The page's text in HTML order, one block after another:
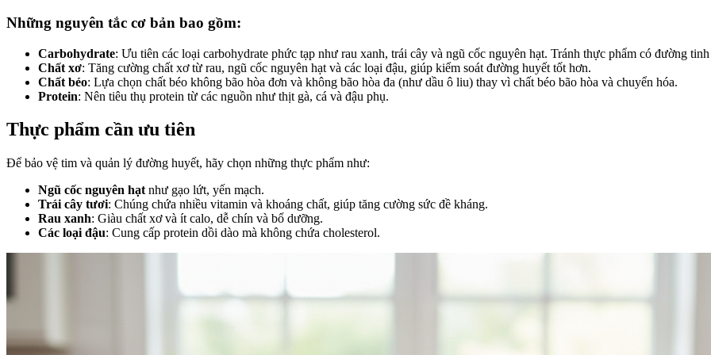
Những nguyên tắc cơ bản bao gồm:
Carbohydrate: Ưu tiên các loại carbohydrate phức tạp như rau xanh, trái cây và ngũ cốc nguyên hạt. Tránh thực phẩm có đường
Chất xơ: Tăng cường chất xơ từ rau, ngũ cốc nguyên hạt và các loại đậu, giúp kiểm soát đường huyết tốt hơn.
Chất béo: Lựa chọn chất béo không bão hòa đơn và không bão hòa đa (như dầu ô liu) thay vì chất béo bão hòa và chuyển hóa.
Protein: Nên tiêu thụ protein từ các nguồn như thịt gà, cá và đậu phụ.
Thực phẩm cần ưu tiên
Để bảo vệ tim và quản lý đường huyết, hãy chọn những thực phẩm như:
Ngũ cốc nguyên hạt như gạo lứt, yến mạch.
Trái cây tươi: Chúng chứa nhiều vitamin và khoáng chất, giúp tăng cường sức đề kháng.
Rau xanh: Giàu chất xơ và ít calo, dễ chín và bổ dưỡng.
Các loại đậu: Cung cấp protein dồi dào mà không chứa cholesterol.